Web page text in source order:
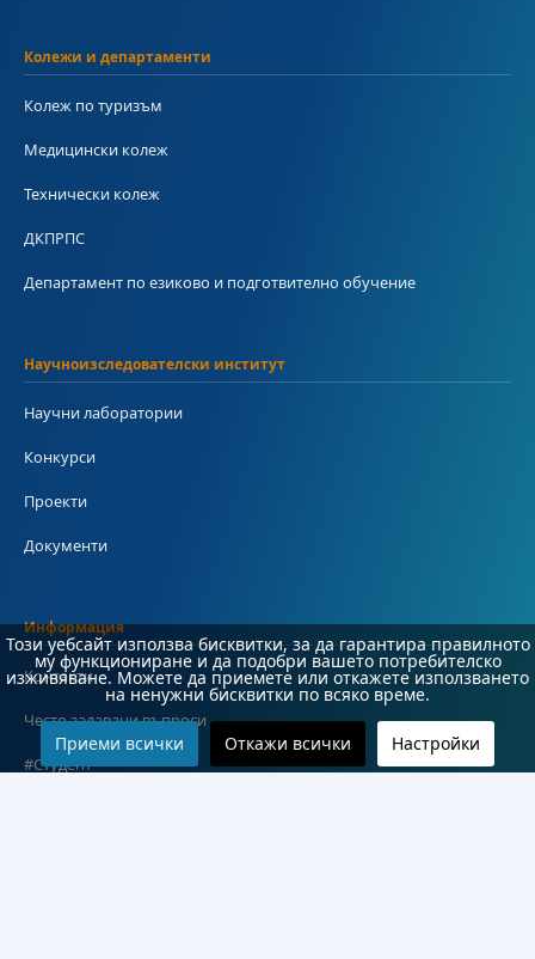
Колежи и департаменти
Колеж по туризъм
Медицински колеж
Технически колеж
ДКПРПС
Департамент по езиково и подготвително обучение
Научноизследователски институт
Научни лаборатории
Конкурси
Проекти
Документи
Информация
Контакти
Често задавани въпроси
#Студент
Този уебсайт използва бисквитки, за да гарантира правилното
му функциониране и да подобри вашето потребителско
изживяване. Можете да приемете или откажете използването
на ненужни бисквитки по всяко време.
Приеми всички Откажи всички Настройки